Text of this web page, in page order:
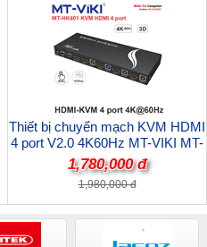
Thiết bị chuyển mạch KVM HDMI
4 port V2.0 4K60Hz MT-VIKI MT-
HK401
1,780,000 đ
1,980,000 đ